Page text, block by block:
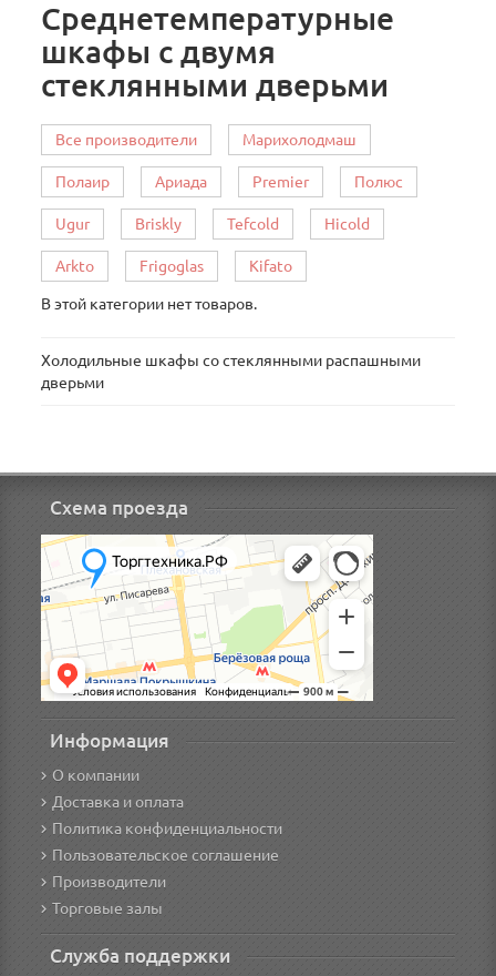
Среднетемпературные
шкафы с двумя
стеклянными дверьми
Все производители Марихолодмаш
Полаир Ариада Premier Полюс
Ugur Briskly Tefcold Hicold
Arkto Frigoglas Kifato
В этой категории нет товаров.
Холодильные шкафы со стеклянными распашными
дверьми
Схема проезда
Информация
О компании
Доставка и оплата
Политика конфиденциальности
Пользовательское соглашение
Производители
Торговые залы
Служба поддержки